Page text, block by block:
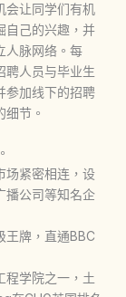
会让同学们有机
自己的兴趣，并
人脉网络。每
聘人员与毕业生
参加线下的招聘
节。
场紧密相连，设
播公司等知名企
王牌，直通BBC
程学院之一，土